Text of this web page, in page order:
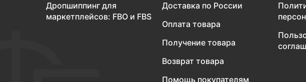
Дропшиппинг для
маркетплейсов: FBO и FBS
Доставка по России
Оплата товара
Получение товара
Возврат товара
Помощь покупателям